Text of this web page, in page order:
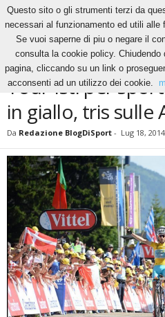
Altri Sport Tour-isti per sport:
ALTRI SPORT CICLISMO
Tour-isti per
in giallo, tris sulle
Da Redazione BlogDiSport - Lug 18, 2014
Questo sito o gli strumenti terzi da
necessari al funzionamento ed utili
Se vuoi saperne di piu o negare il
consulta la cookie policy. Chiudendo
pagina, cliccando su un link o
acconsenti ad un utilizzo dei cookie.